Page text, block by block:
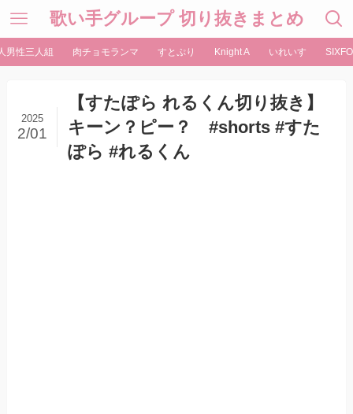
歌い手グループ 切り抜きまとめ
男性三人組 肉チョモランマ すとぷり Knight A いれいす
【すたぽら れるくん切り抜き】
キーン？ピー？ #shorts #すた
ぽら #れるくん
2025
2/01